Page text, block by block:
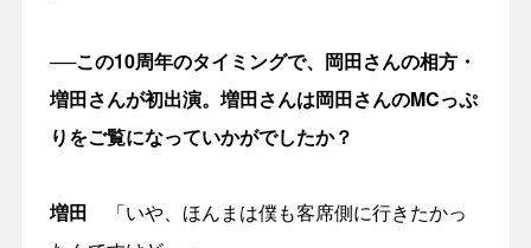
──この10周年のタイミングで、岡田さんの相方・
増田さんが初出演。増田さんは岡田さんのMCっぷ
りをご覧になっていかがでしたか？
増田 「いや、ほんまは僕も客席側に行きたかっ